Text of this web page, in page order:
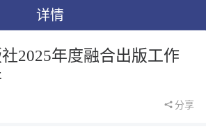
详情
2025年度融合出版工作
分享